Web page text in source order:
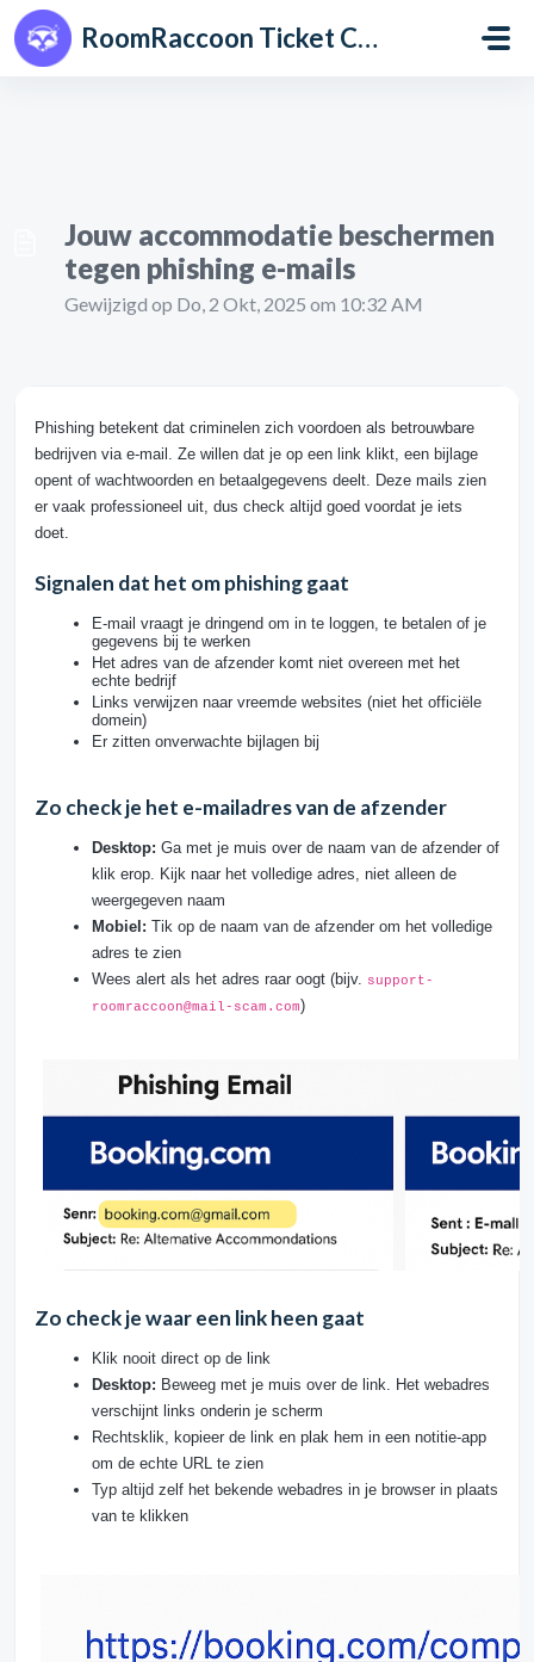
Doorgaan naar hoofdinhoud
RoomRaccoon Ticket Centre
Jouw accommodatie beschermen
tegen phishing e-mails
Gewijzigd op Do, 2 Okt, 2025 om 10:32 AM
Phishing betekent dat criminelen zich voordoen als betrouwbare
bedrijven via e-mail. Ze willen dat je op een link klikt, een bijlage
opent of wachtwoorden en betaalgegevens deelt. Deze mails zien
er vaak professioneel uit, dus check altijd goed voordat je iets
doet.
Signalen dat het om phishing gaat
E-mail vraagt je dringend om in te loggen, te betalen of je
gegevens bij te werken
Het adres van de afzender komt niet overeen met het
echte bedrijf
Links verwijzen naar vreemde websites (niet het officiële
domein)
Er zitten onverwachte bijlagen bij
Zo check je het e-mailadres van de afzender
Desktop: Ga met je muis over de naam van de afzender of
klik erop. Kijk naar het volledige adres, niet alleen de
weergegeven naam
Mobiel: Tik op de naam van de afzender om het volledige
adres te zien
Wees alert als het adres raar oogt (bijv. support-
roomraccoon@mail-scam.com)
Zo check je waar een link heen gaat
Klik nooit direct op de link
Desktop: Beweeg met je muis over de link. Het webadres
verschijnt links onderin je scherm
Rechtsklik, kopieer de link en plak hem in een notitie-app
om de echte URL te zien
Typ altijd zelf het bekende webadres in je browser in plaats
van te klikken